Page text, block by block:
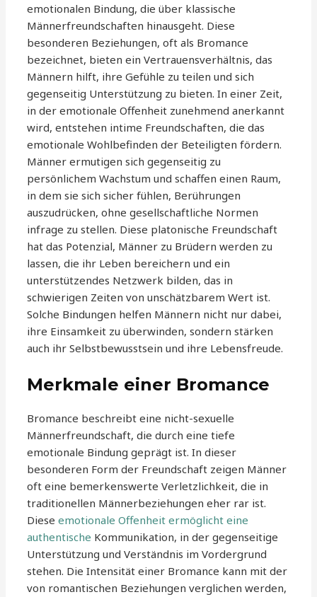
emotionalen Bindung, die über klassische
Männerfreundschaften hinausgeht. Diese
besonderen Beziehungen, oft als Bromance
bezeichnet, bieten ein Vertrauensverhältnis, das
Männern hilft, ihre Gefühle zu teilen und sich
gegenseitig Unterstützung zu bieten. In einer Zeit,
in der emotionale Offenheit zunehmend anerkannt
wird, entstehen intime Freundschaften, die das
emotionale Wohlbefinden der Beteiligten fördern.
Männer ermutigen sich gegenseitig zu
persönlichem Wachstum und schaffen einen Raum,
in dem sie sich sicher fühlen, Berührungen
auszudrücken, ohne gesellschaftliche Normen
infrage zu stellen. Diese platonische Freundschaft
hat das Potenzial, Männer zu Brüdern werden zu
lassen, die ihr Leben bereichern und ein
unterstützendes Netzwerk bilden, das in
schwierigen Zeiten von unschätzbarem Wert ist.
Solche Bindungen helfen Männern nicht nur dabei,
ihre Einsamkeit zu überwinden, sondern stärken
auch ihr Selbstbewusstsein und ihre Lebensfreude.
Merkmale einer Bromance
Bromance beschreibt eine nicht-sexuelle
Männerfreundschaft, die durch eine tiefe
emotionale Bindung geprägt ist. In dieser
besonderen Form der Freundschaft zeigen Männer
oft eine bemerkenswerte Verletzlichkeit, die in
traditionellen Männerbeziehungen eher rar ist.
Dieseemotionale Offenheit ermöglicht eine
authentische Kommunikation, in der gegenseitige
Unterstützung und Verständnis im Vordergrund
stehen. Die Intensität einer Bromance kann mit der
von romantischen Beziehungen verglichen werden,